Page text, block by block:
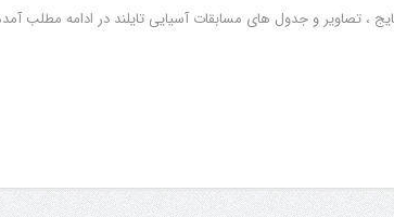
، تصاویر و جدول های مسابقات آسیایی تایلند در ادامه مطلب